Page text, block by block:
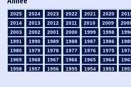
2025 2024 2023 2022 2021 2020
2014
2013 2012 2011 2010 2009
2003
2002 2001 2000 1999 1998
1991
1990 1989 1988 1987 1986
1980
1979 1978 1977 1976 1975
1969
1968 1967 1966 1965 1964
1958
1957 1956 1955 1954 1953